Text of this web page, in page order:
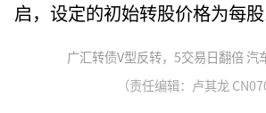
启，设定的初始转股价格为每股
广汇转债V型反转，5交易日翻倍 汽
（责任编辑：卢其龙